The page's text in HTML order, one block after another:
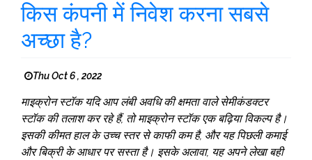
किस कंपनी में निवेश करना सबसे
अच्छा है?
Thu Oct 6 , 2022
माइक्रोन स्टॉक यदि आप लंबी अवधि की क्षमता वाले सेमीकंडक्टर
स्टॉक की तलाश कर रहे हैं, तो माइक्रोन स्टॉक एक बढ़िया विकल्प है।
इसकी कीमत हाल के उच्च स्तर से काफी कम है, और यह पिछली कमाई
और बिक्री के आधार पर सस्ता है। इसके अलावा, यह अपने लेखा बही